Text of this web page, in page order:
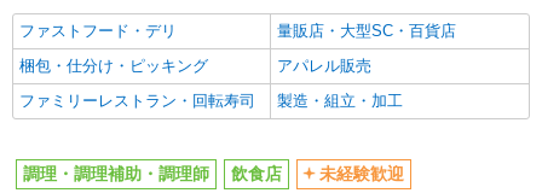
同じ職種から求人を探す
飲食・フード
調理・調理補助・調理師
未経験歓迎
週2～3日勤務OK
ファストフード・デリ
量販店・大型SC・百貨店
梱包・仕分け・ピッキング
アパレル販売
ファミリーレストラン・回転寿司
製造・組立・加工
調理・調理補助・調理師 飲食店
未経験歓迎